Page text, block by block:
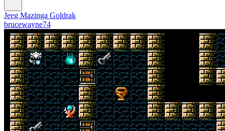
Jeeg Mazinga Goldrak
brucewayne74